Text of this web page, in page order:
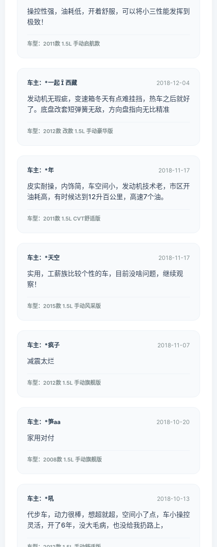
操控性强，油耗低，开着舒服，可以将小三性能发挥到
极致！
车型：2011款 1.5L 手动启航款
车主：*一起  西藏 2018-12-04
发动机无瑕疵，变速箱冬天有点难挂挡，热车之后就好
了。底盘改套短弹簧无敌，方向盘指向无比精准
车型：2012款 改款 1.5L 手动豪华版
车主：*年 2018-11-17
皮实耐操，内饰简，车空间小，发动机技术老，市区开
油耗高，有时候达到12升百公里，高速7个油。
车型：2011款 1.5L CVT舒适版
车主：*天空 2018-11-17
实用，工薪族比较个性的车，目前没啥问题，继续观
察！
车型：2015款 1.5L 手动风采版
车主：*疯子 2018-11-07
减震太烂
车型：2012款 1.5L 手动旗舰版
车主：*笋aa 2018-10-20
家用对付
车型：2008款 1.5L 手动旗舰版
车主：*吼 2018-10-13
代步车，动力很棒，想超就超，空间小了点，车小操控
灵活，开了6年，没大毛病，也没给我扔路上，